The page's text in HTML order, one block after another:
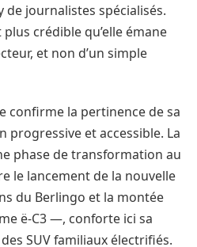
journalistes spécialisés.
crédible qu’elle émane
et non d’un simple
confirme la pertinence de sa
progressive et accessible. La
phase de transformation au
le lancement de la nouvelle
du Berlingo et la montée
ë-C3 —, conforte ici sa
SUV familiaux électrifiés.